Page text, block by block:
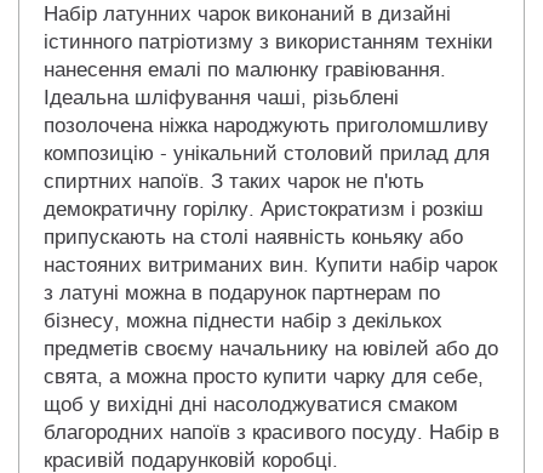
Набір латунних чарок виконаний в дизайні
істинного патріотизму з використанням техніки
нанесення емалі по малюнку гравіювання.
Ідеальна шліфування чаші, різьблені
позолочена ніжка народжують приголомшливу
композицію - унікальний столовий прилад для
спиртних напоїв. З таких чарок не п'ють
демократичну горілку. Аристократизм і розкіш
припускають на столі наявність коньяку або
настояних витриманих вин. Купити набір чарок
з латуні можна в подарунок партнерам по
бізнесу, можна піднести набір з декількох
предметів своєму начальнику на ювілей або до
свята, а можна просто купити чарку для себе,
щоб у вихідні дні насолоджуватися смаком
благородних напоїв з красивого посуду. Набір в
красивій подарунковій коробці.